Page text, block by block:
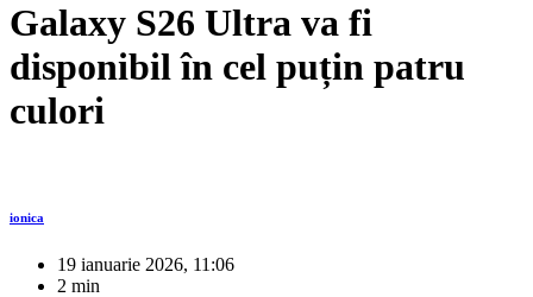
Galaxy S26 Ultra va fi
disponibil în cel puțin patru
culori
ionica
19 ianuarie 2026, 11:06
2 min